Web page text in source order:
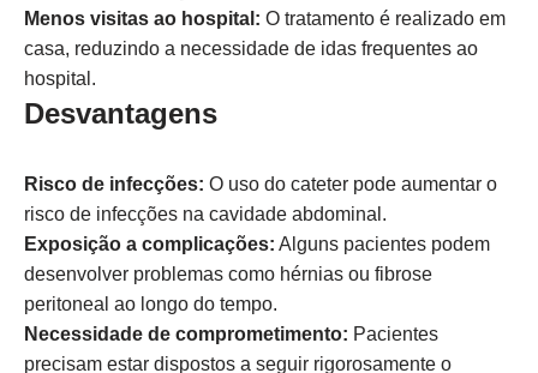
Menos visitas ao hospital: O tratamento é realizado em
casa, reduzindo a necessidade de idas frequentes ao
hospital.
Desvantagens
Risco de infecções: O uso do cateter pode aumentar o
risco de infecções na cavidade abdominal.
Exposição a complicações: Alguns pacientes podem
desenvolver problemas como hérnias ou fibrose
peritoneal ao longo do tempo.
Necessidade de comprometimento: Pacientes
precisam estar dispostos a seguir rigorosamente o